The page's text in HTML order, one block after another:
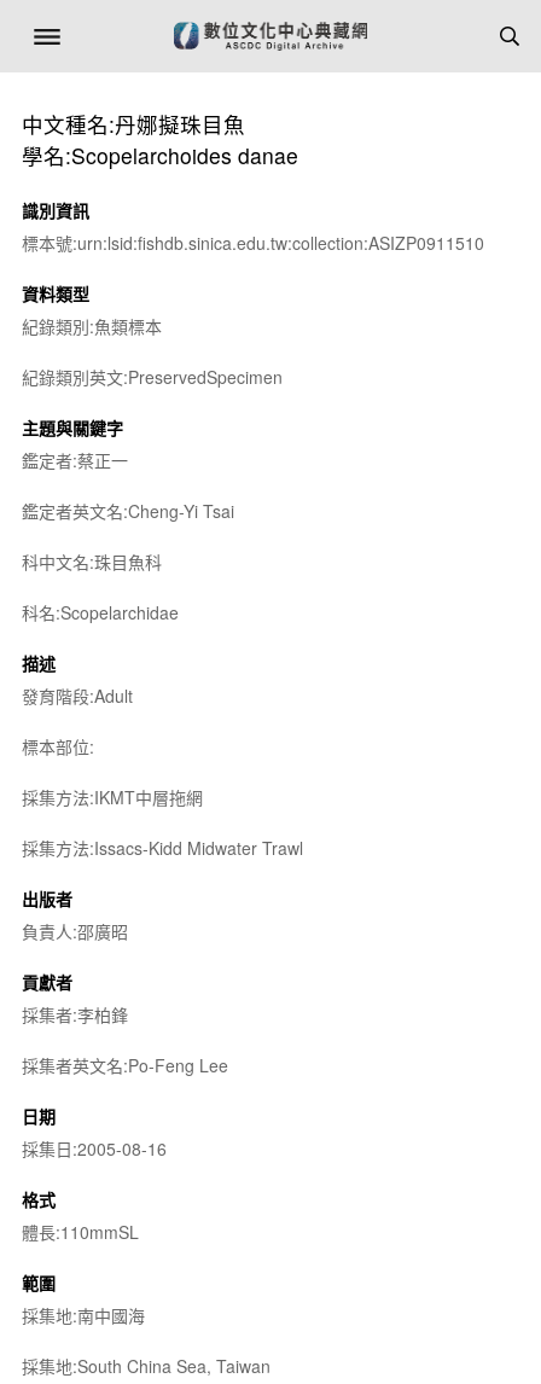
中文種名:丹娜擬珠目魚
學名:Scopelarchoides danae
識別資訊
標本號:urn:lsid:fishdb.sinica.edu.tw:collection:ASIZP0911510
資料類型
紀錄類別:魚類標本
紀錄類別英文:PreservedSpecimen
主題與關鍵字
鑑定者:蔡正一
鑑定者英文名:Cheng-Yi Tsai
科中文名:珠目魚科
科名:Scopelarchidae
描述
發育階段:Adult
標本部位:
採集方法:IKMT中層拖網
採集方法:Issacs-Kidd Midwater Trawl
出版者
負責人:邵廣昭
貢獻者
採集者:李柏鋒
採集者英文名:Po-Feng Lee
日期
採集日:2005-08-16
格式
體長:110mmSL
範圍
採集地:南中國海
採集地:South China Sea, Taiwan